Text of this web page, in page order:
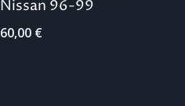
Nissan 96-99
60,00 €